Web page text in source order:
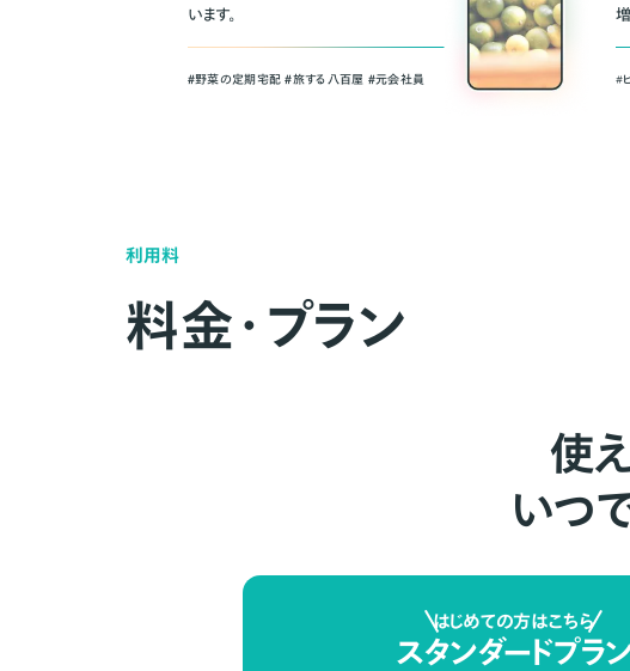
います。
＃野菜の定期宅配 ＃旅する八百屋 ＃元会社員 #
利用料
料金・プラン
使
いつ
はじめての方はこちら
スタンダードプラ